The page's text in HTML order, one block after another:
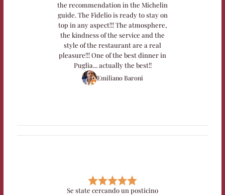
the recommendation in the Michelin
guide. The Fidelio is ready to stay on
top in any aspect!!! The atmosphere,
the kindness of the service and the
style of the restaurant are a real
pleasure!!! One of the best dinner in
Puglia... actually the best!!
Emiliano Baroni
Se state cercando un posticino